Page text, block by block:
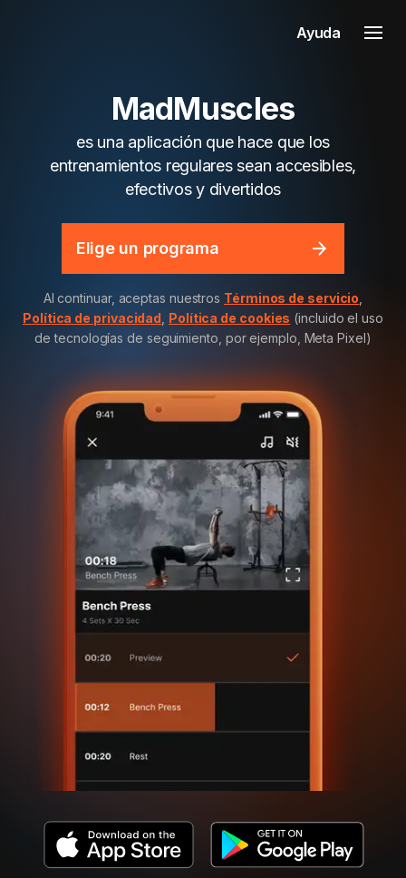
Ayuda
MadMuscles
es una aplicación que hace que los
entrenamientos regulares sean accesibles,
efectivos y divertidos
Elige un programa
Al continuar, aceptas nuestros Términos de servicio
Política de privacidad Política de cookies (incluido el uso
de tecnologías de seguimiento, por ejemplo, Meta Pixel)